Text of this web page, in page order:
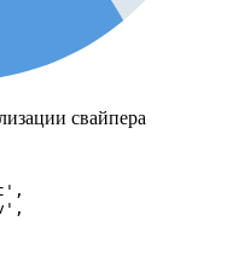
свайпера